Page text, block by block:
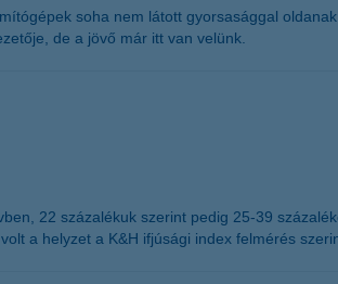
soha nem látott gyorsasággal
de a jövő már itt van velünk.
22 százalékuk szerint pedig 25-39
a helyzet a K&H ifjúsági index felmérés